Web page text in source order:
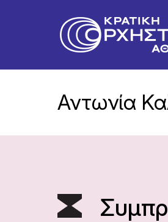
Αντωνία